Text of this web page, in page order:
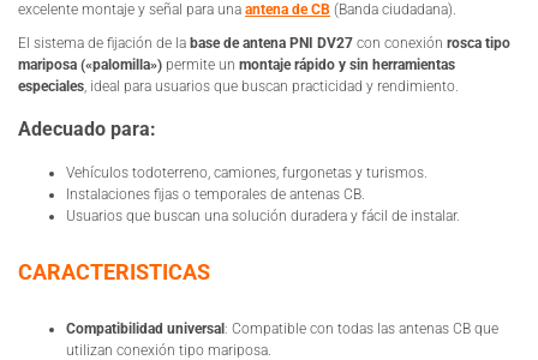
excelente montaje y señal para una antena de CB (Banda ciudadana).
El sistema de fijación de la base de antena PNI DV27 con conexión rosca tipo
mariposa («palomilla») permite un montaje rápido y sin herramientas
especiales, ideal para usuarios que buscan practicidad y rendimiento.
Adecuado para:
Vehículos todoterreno, camiones, furgonetas y turismos.
Instalaciones fijas o temporales de antenas CB.
Usuarios que buscan una solución duradera y fácil de instalar.
CARACTERISTICAS
Compatibilidad universal : Compatible con todas las antenas CB que
utilizan conexión tipo mariposa.